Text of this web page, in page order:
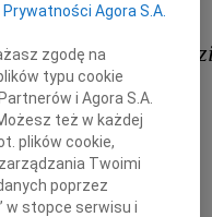
Dzieciom i
składamy
szczerego współczucia
i Krzysztof Wroneccy
Agora S.A.
zgodę na
typu cookie
i Agora S.A.
też w każdej
plików cookie,
Twoimi
poprzez
w stopce serwisu i